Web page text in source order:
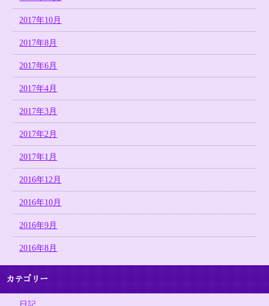
2017年10月
2017年8月
2017年6月
2017年4月
2017年3月
2017年2月
2017年1月
2016年12月
2016年10月
2016年9月
2016年8月
カテゴリー